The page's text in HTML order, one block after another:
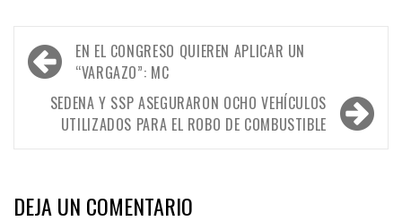
Navegación
de
entradas
EN EL CONGRESO QUIEREN APLICAR UN
“VARGAZO”: MC
SEDENA Y SSP ASEGURARON OCHO VEHÍCULOS
UTILIZADOS PARA EL ROBO DE COMBUSTIBLE
DEJA UN COMENTARIO